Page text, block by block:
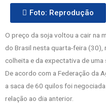
Foto: Reprodução
O preço da soja voltou a cair na
do Brasil nesta quarta-feira
colheita e da expectativa de uma
De acordo com a Federação da
a saca de 60 quilos foi
relação ao dia anterior.